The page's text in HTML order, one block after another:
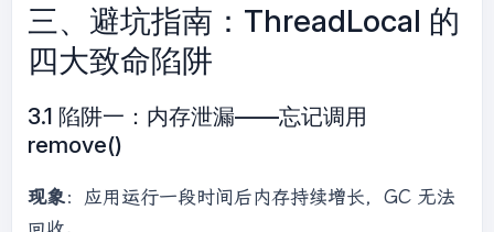
            chain.doFilter(request,
response);
        }
finally {
UserContextHolder.removeTraceId();
    }
}
三、避坑指南：ThreadLocal 的
四大致命陷阱
3.1 陷阱一：内存泄漏——忘记调用
remove()
现象：应用运行一段时间后内存持续增长，GC 无法